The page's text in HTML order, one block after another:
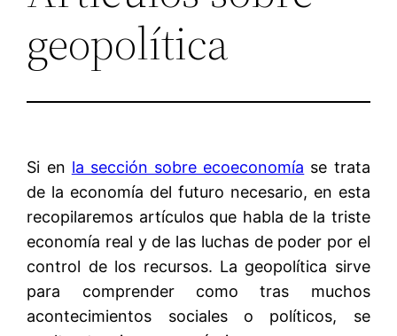
geopolítica
Si en la sección sobre ecoeconomía se trata
de la economía del futuro necesario, en esta
recopilaremos artículos que habla de la triste
economía real y de las luchas de poder por el
control de los recursos. La geopolítica sirve
para comprender como tras muchos
acontecimientos sociales o políticos, se